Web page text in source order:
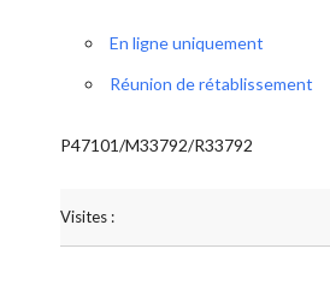
En ligne uniquement
Réunion de rétablissement
P47101/M33792/R33792
Visites :